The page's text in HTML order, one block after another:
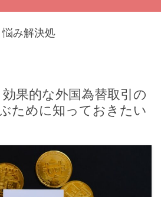
悩み解決処
果的な外国為替取引の
ために知っておきたい